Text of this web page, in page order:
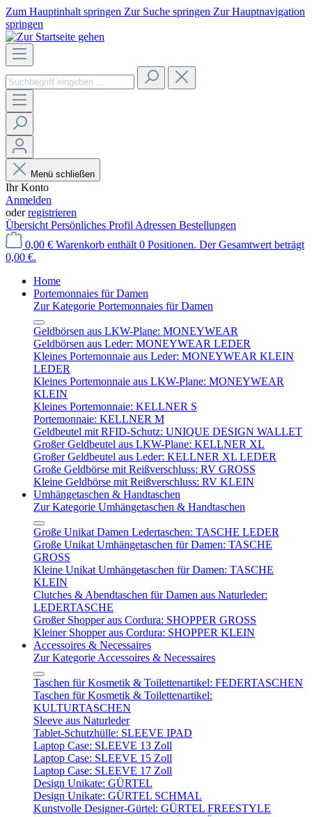
Zum Hauptinhalt springen Zur Suche springen Zur Hauptnavigation
springen
Menü schließen
Ihr Konto
Anmelden
oderregistrieren
Übersicht Persönliches Profil Adressen Bestellungen
0,00 € Warenkorb enthält 0 Positionen. Der Gesamtwert beträgt
0,00 €.
Home
Portemonnaies für Damen
Zur Kategorie Portemonnaies für Damen
Geldbörsen aus LKW-Plane: MONEYWEAR
Geldbörsen aus Leder: MONEYWEAR LEDER
Kleines Portemonnaie aus Leder: MONEYWEAR KLEIN
LEDER
Kleines Portemonnaie aus LKW-Plane: MONEYWEAR
KLEIN
Kleines Portemonnaie: KELLNER S
Portemonnaie: KELLNER M
Geldbeutel mit RFID-Schutz: UNIQUE DESIGN WALLET
Großer Geldbeutel aus LKW-Plane: KELLNER XL
Großer Geldbeutel aus Leder: KELLNER XL LEDER
Große Geldbörse mit Reißverschluss: RV GROSS
Kleine Geldbörse mit Reißverschluss: RV KLEIN
Umhängetaschen & Handtaschen
Zur Kategorie Umhängetaschen & Handtaschen
Große Unikat Damen Ledertaschen: TASCHE LEDER
Große Unikat Umhängetaschen für Damen: TASCHE
GROSS
Kleine Unikat Umhängetaschen für Damen: TASCHE
KLEIN
Clutches & Abendtaschen für Damen aus Naturleder:
LEDERTASCHE
Großer Shopper aus Cordura: SHOPPER GROSS
Kleiner Shopper aus Cordura: SHOPPER KLEIN
Accessoires & Necessaires
Zur Kategorie Accessoires & Necessaires
Taschen für Kosmetik & Toilettenartikel: FEDERTASCHEN
Taschen für Kosmetik & Toilettenartikel:
KULTURTASCHEN
Sleeve aus Naturleder
Tablet-Schutzhülle: SLEEVE IPAD
Laptop Case: SLEEVE 13 Zoll
Laptop Case: SLEEVE 15 Zoll
Laptop Case: SLEEVE 17 Zoll
Design Unikate: GÜRTEL
Design Unikate: GÜRTEL SCHMAL
Kunstvolle Designer-Gürtel: GÜRTEL FREESTYLE